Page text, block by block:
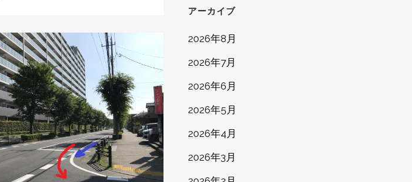
アーカイブ
2026年8月
2026年7月
2026年6月
2026年5月
2026年4月
2026年3月